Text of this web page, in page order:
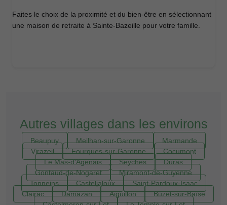
Faites le choix de la proximité et du bien-être en sélectionnant
une maison de retraite à Sainte-Bazeille pour votre famille.
Autres villages dans les environs
Beaupuy Meilhan-sur-Garonne
Marmande
Virazeil
Fourques-sur-Garonne
Cocumont
Le Mas-d'Agenais
Seyches
Duras
Gontaud-de-Nogaret
Miramont-de-Guyenne
Tonneins
Casteljaloux
Saint-Pardoux-Isaac
Clairac
Damazan Aiguillon
Buzet-sur-Baïse